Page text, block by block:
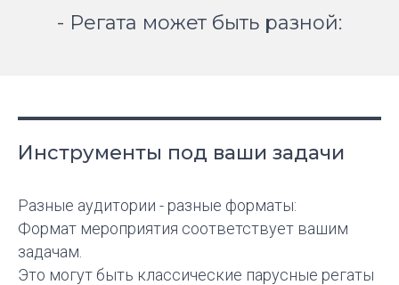
- Регата может быть разной:
Инструменты под ваши задачи
Разные аудитории - разные форматы:
Формат мероприятия соответствует вашим
задачам.
Это могут быть классические парусные регаты